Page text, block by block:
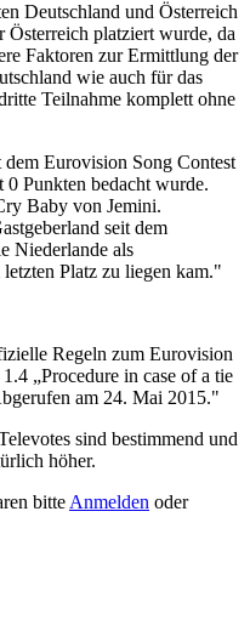
Deutschland und Österreich
platziert wurde, da
Faktoren zur Ermittlung der
wie auch für das
Teilnahme komplett ohne
dem Eurovision Song Contest
Punkten bedacht wurde.
Baby von Jemini.
seit dem
Niederlande als
Platz zu liegen kam."
Regeln zum Eurovision
„Procedure in case of a tie
am 24. Mai 2015."
sind bestimmend und
höher.
bitte Anmelden oder